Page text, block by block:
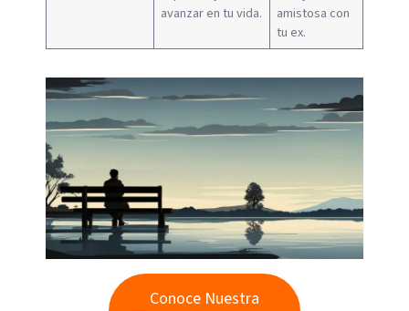
avanzar en tu vida.
amistosa con
tu ex.
Conoce Nuestra